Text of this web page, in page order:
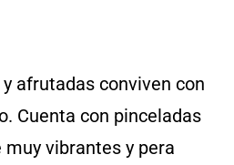
afrutadas conviven con
Cuenta con pinceladas
vibrantes y pera